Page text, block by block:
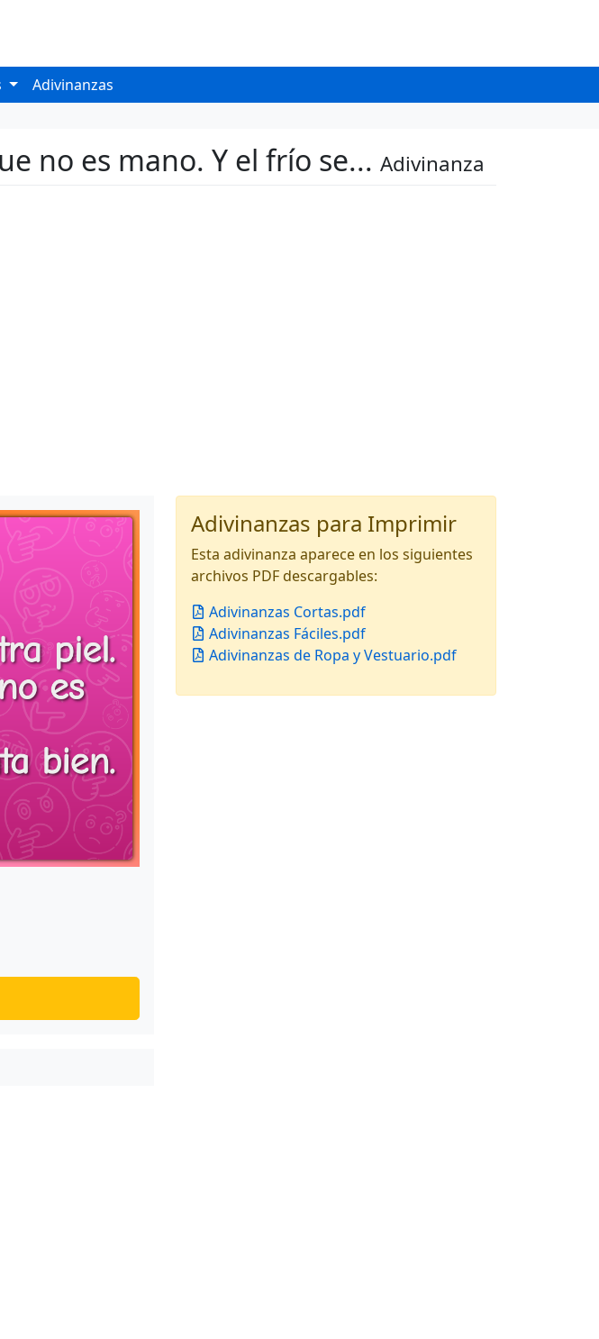
Adivinanzas
no es mano. Y el frío se... Adivinanza
Adivinanzas para Imprimir
Esta adivinanza aparece en los siguientes
archivos PDF descargables:
Adivinanzas Cortas.pdf
Adivinanzas Fáciles.pdf
Adivinanzas de Ropa y Vestuario.pdf